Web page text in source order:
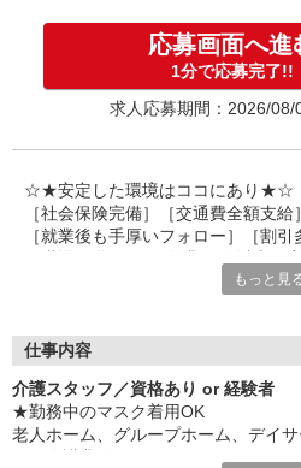
◆介護福祉士：時給1,750円
※経験者は3ヶ月以上
※給与幅は経験・能力による
応募画面へ進
1分で応募完了!!
求人応募期間：2026/08/
☆★安定した環境はココにあり★☆
［社会保険完備］［交通費全額支給
［就業後も手厚いフォロー］［割引
など、安心して長く続けられる待遇
「せっかく働くならキャリアアップ
☆★必要な資格や経験は？★☆
□ 介護職員初任者研修以上
もっと見
仕事内容
介護スタッフ／資格あり or 経験者
★勤務中のマスク着用OK
老人ホーム、グループホーム、デイ